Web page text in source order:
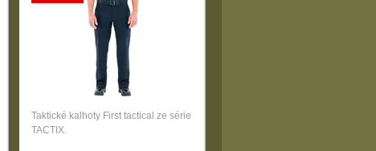
Taktické kalhoty First tactical ze série
TACTIX.